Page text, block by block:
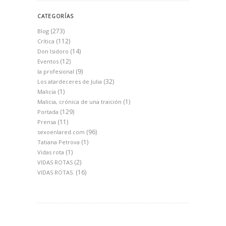
CATEGORÍAS
Blog (273)
Crítica (112)
Don Isidoro (14)
Eventos (12)
la profesional (9)
Los atardeceres de Julia (32)
Malicia (1)
Malicia, crónica de una traición (1)
Portada (129)
Prensa (11)
sexoenlared.com (96)
Tatiana Petrova (1)
Vidas rota (1)
VIDAS ROTAS (2)
VIDAS ROTAS. (16)